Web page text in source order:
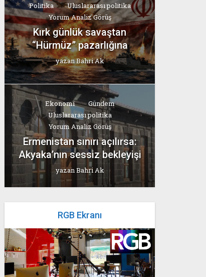
Politika
Uluslararası politika
Yorum Analiz Görüş
Kırk günlük savaştan
“Hürmüz” pazarlığına
yazanBahri Ak
Ekonomi
Gündem
Uluslararası politika
Yorum Analiz Görüş
Ermenistan sınırı açılırsa:
Akyaka’nın sessiz bekleyişi
yazanBahri Ak
RGB Ekranı